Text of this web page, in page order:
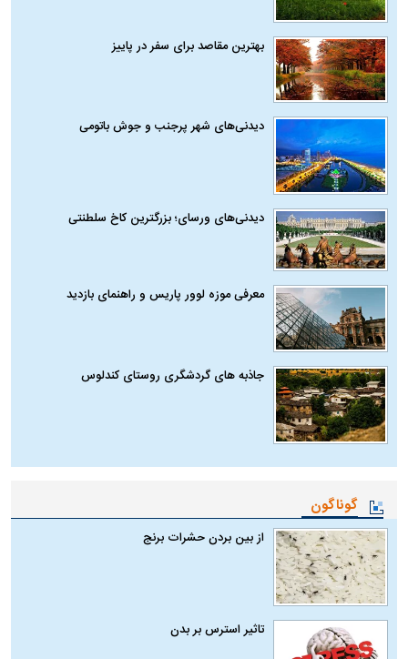
بهترین مقاصد برای سفر در پاییز
دیدنی‌های شهر پرجنب و جوش باتومی
دیدنی‌های ورسای؛ بزرگترین کاخ سلطنتی
معرفی موزه لوور پاریس و راهنمای بازدید
جاذبه های گردشگری روستای کندلوس
گوناگون
از بین بردن حشرات برنج
تاثیر استرس بر بدن